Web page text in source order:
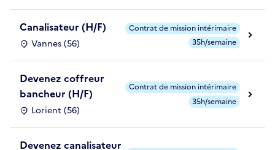
Canalisateur (H/F)
Vannes (56)
Contrat de mission intérimaire
35h/semaine
Devenez coffreur
bancheur (H/F)
Lorient (56)
Contrat de mission intérimaire
35h/semaine
Devenez canalisateur